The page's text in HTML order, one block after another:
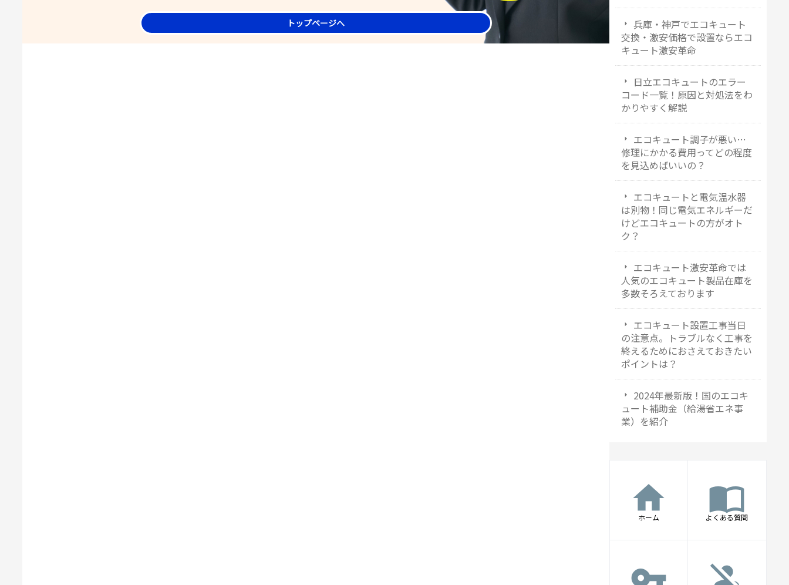
トップページへ
兵庫・神戸でエコキュート
交換・激安価格で設置ならエコ
キュート激安革命
日立エコキュートのエラー
コード一覧！原因と対処法をわ
かりやすく解説
エコキュート調子が悪い…
修理にかかる費用ってどの程度
を見込めばいいの？
エコキュートと電気温水器
は別物！同じ電気エネルギーだ
けどエコキュートの方がオト
ク？
エコキュート激安革命では
人気のエコキュート製品在庫を
多数そろえております
エコキュート設置工事当日
の注意点。トラブルなく工事を
終えるためにおさえておきたい
ポイントは？
2024年最新版！国のエコキ
ュート補助金（給湯省エネ事
業）を紹介
home
ホーム
import_contacts
よくある質問